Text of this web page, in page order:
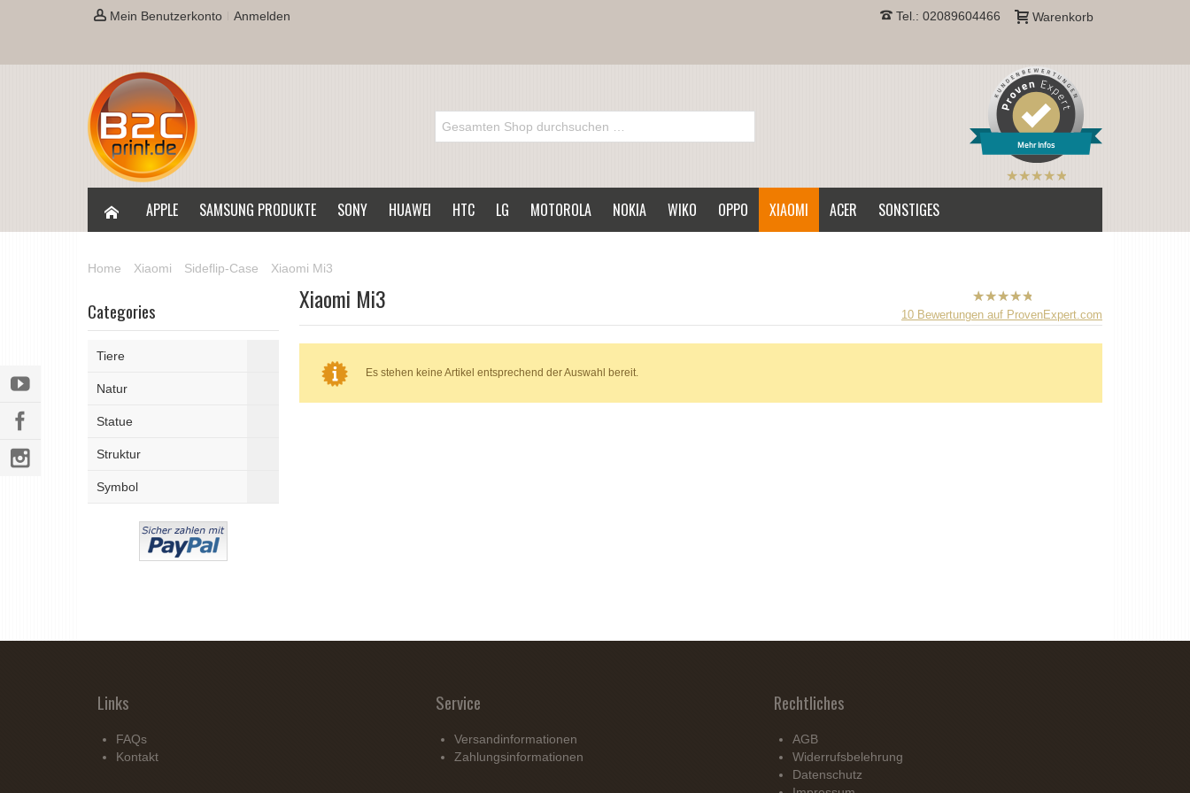
Mein Benutzerkonto Anmelden Warenkorb
Tel.: 02089604466
Mehr Infos
B2CPrint
Sternen |
APPLE SAMSUNG PRODUKTE SONY HUAWEI HTC LG MOTOROLA NOKIA WIKO OPPO XIAOMI ACER SONSTIGES
Home Xiaomi Sideflip-Case Xiaomi Mi3
B2CPrint
hat5von
5
10 Bewertungen auf ProvenExpert.com
Xiaomi Mi3
Es stehen keine Artikel entsprechend der Auswahl bereit.
Categories
Tiere
Natur
Statue
Struktur
Symbol
Links
FAQs
Kontakt
Service
Versandinformationen
Zahlungsinformationen
Rechtliches
AGB
Widerrufsbelehrung
Datenschutz